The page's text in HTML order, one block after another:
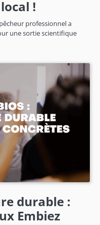
!
professionnel a
une sortie scientifique
durable :
Embiez